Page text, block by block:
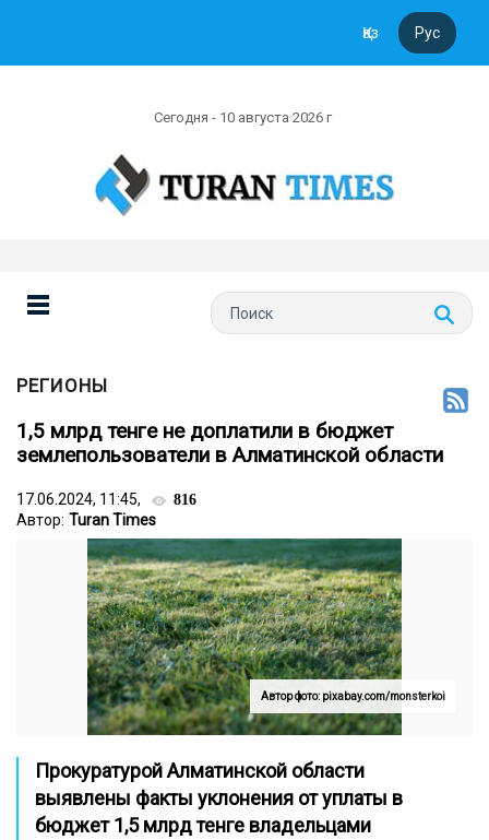
Қаз Рус
Сегодня - 10 августа 2026 г
РЕГИОНЫ
1,5 млрд тенге не доплатили в бюджет
землепользователи в Алматинской области
17.06.2024, 11:45, 816
Автор: Turan Times
Автор фото: pixabay.com/monsterkoi
Прокуратурой Алматинской области
выявлены факты уклонения от уплаты в
бюджет 1,5 млрд тенге владельцами